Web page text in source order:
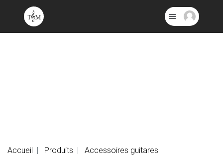
Accueil Produits Accessoires guitares